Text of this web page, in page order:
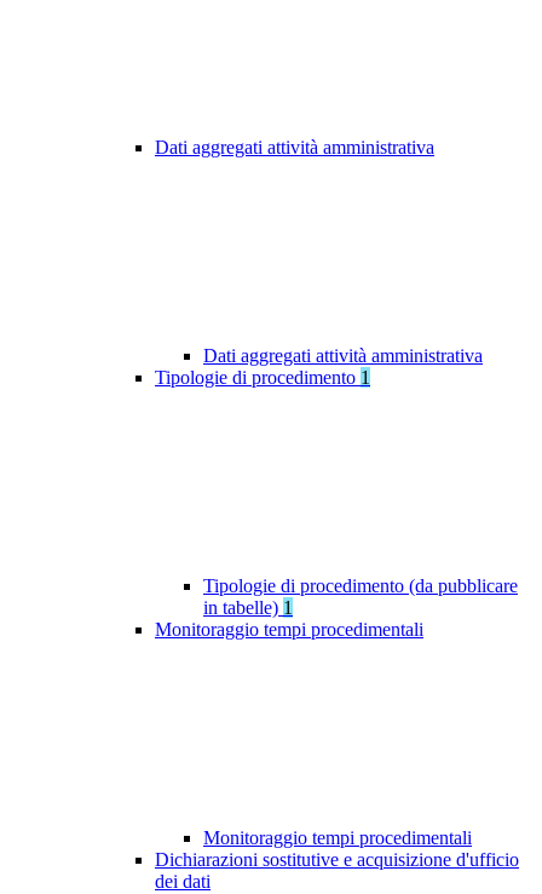
Dati aggregati attività amministrativa
Dati aggregati attività amministrativa
Tipologie di procedimento 1
Tipologie di procedimento (da pubblicare
in tabelle) 1
Monitoraggio tempi procedimentali
Monitoraggio tempi procedimentali
Dichiarazioni sostitutive e acquisizione d'ufficio
dei dati